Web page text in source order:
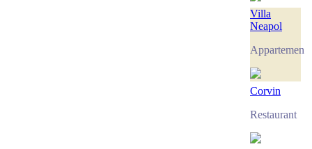
Villa
Neapol
Appartement
Corvin
Restaurant